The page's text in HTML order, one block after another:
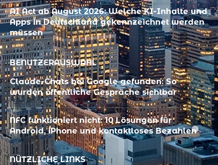
AI Act ab August 2026: Welche KI-Inhalte und
Apps in Deutschland gekennzeichnet werden
müssen
BENUTZERAUSWAHL
Claude-Chats bei Google gefunden: So
wurden öffentliche Gespräche sichtbar
NFC funktioniert nicht: 10 Lösungen für
Android, iPhone und kontaktloses Bezahlen
NÜTZLICHE LINKS